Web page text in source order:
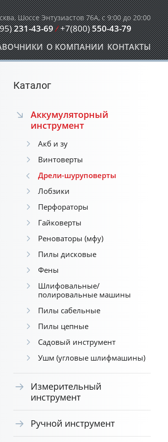
Шоссе Энтузиастов 76А, с 9:00 до 20:00
231-43-69/+7(800)550-43-79
О КОМПАНИИ КОНТАКТЫ
Каталог
Аккумуляторный
инструмент
Акб и зу
Винтоверты
Дрели-шуруповерты
Лобзики
Перфораторы
Гайковерты
Реноваторы (мфу)
Пилы дисковые
Фены
Шлифовальные/
полировальные машины
Пилы сабельные
Пилы цепные
Садовый инструмент
Ушм (угловые шлифмашины)
Измерительный
инструмент
Ручной инструмент